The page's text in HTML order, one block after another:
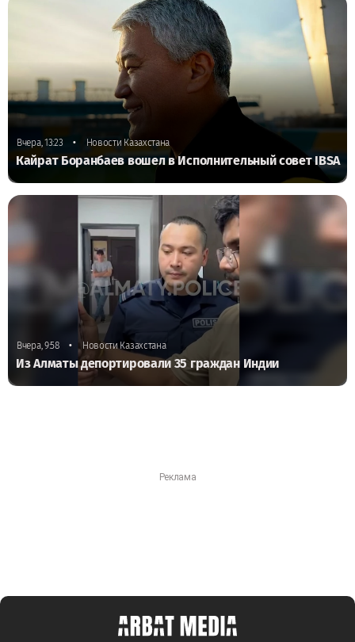
Вчера, 13:23 • Новости Казахстана
Кайрат Боранбаев вошел в Исполнительный совет IBSA
Вчера, 9:58 • Новости Казахстана
Из Алматы депортировали 35 граждан Индии